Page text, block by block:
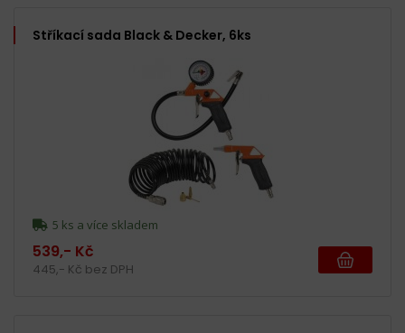
Stříkací sada Black & Decker, 6ks
5 ks a více skladem
539,- Kč
445,- Kč bez DPH